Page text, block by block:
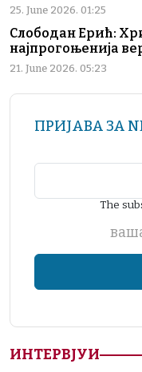
25. June 2026. 01:25
Слободан Ерић:
најпрогоњенија
21. June 2026. 05:23
ПРИЈАВА ЗА
The
ИНТЕРВЈУИ